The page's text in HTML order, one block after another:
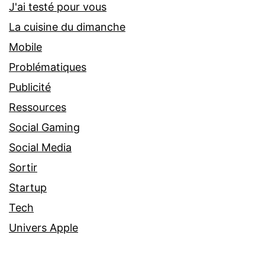
J'ai testé pour vous
La cuisine du dimanche
Mobile
Problématiques
Publicité
Ressources
Social Gaming
Social Media
Sortir
Startup
Tech
Univers Apple